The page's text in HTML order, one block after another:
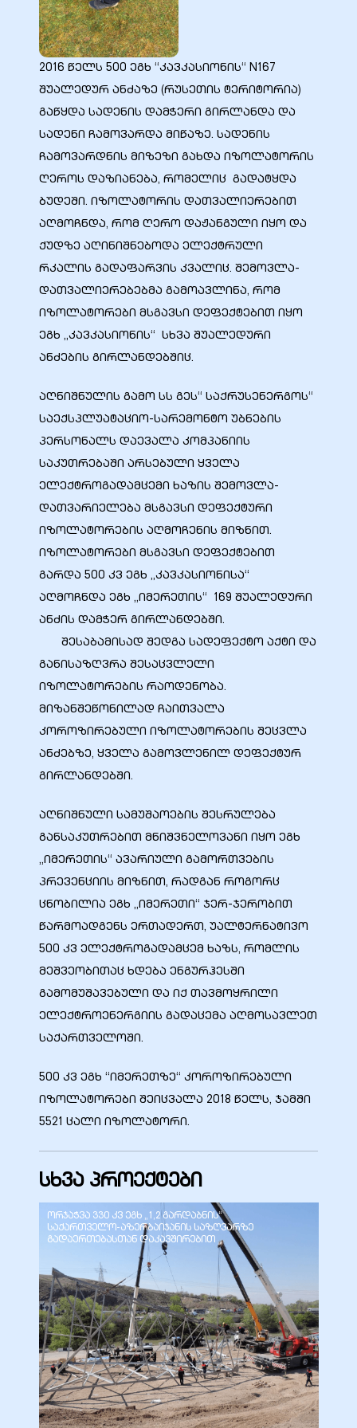
2016 წელს 500 ეგხ “კავკასიონის“ N167
შუალედურ ანძაზე (რუსეთის ტერიტორია)
გაწყდა სადენის დამჭერი გირლანდა და
სადენი ჩამოვარდა მიწაზე. სადენის
ჩამოვარდნის მიზეზი გახდა იზოლატორის
ღეროს დაზიანება, რომელიც გადატყდა
ბუდეში. იზოლატორის დათვალიერებით
აღმოჩნდა, რომ ღერო დაჟანგული იყო და
ქუდზე აღინიშნებოდა ელექტრული
რკალის გადაფარვის კვალიც. შემოვლა-
დათვალიერებებმა გამოავლინა, რომ
იზოლატორები მსგავსი დეფექტებით იყო
ეგხ „კავკასიონის“ სხვა შუალედური
ანძების გირლანდებშიც.
აღნიშნულის გამო სს გეს“ საქრუსენერგოს“
საექსპლუატაციო-სარემონტო უბნების
პერსონალს დაევალა კომპანიის
საკუთრებაში არსებული ყველა
ელექტროგადამცემი ხაზის შემოვლა-
დათვარიელება მსგავსი დეფექტური
იზოლატორების აღმოჩენის მიზნით.
იზოლატორები მსგავსი დეფექტებით
გარდა 500 კვ ეგხ „კავკასიონისა“
აღმოჩნდა ეგხ „იმერეთის“ 169 შუალედური
ანძის დამჭერ გირლანდებში.
შესაბამისად შედგა სადეფექტო აქტი და
განისაზღვრა შესაცვლელი
იზოლატორების რაოდენობა.
მიზანშეწონილად ჩაითვალა
კოროზირებული იზოლატორების შეცვლა
ანძებზე, ყველა გამოვლენილ დეფექტურ
გირლანდებში.
აღნიშნული სამუშაოების შესრულება
განსაკუთრებით მნიშვნელოვანი იყო ეგხ
„იმერეთის“ ავარიული გამორთვების
პრევენციის მიზნით, რადგან როგორც
ცნობილია ეგხ „იმერეთი“ ჯერ-ჯერობით
წარმოადგენს ერთადერთ, უალტერნატივო
500 კვ ელექტროგადამცემ ხაზს, რომლის
მეშვეობითაც ხდება ენგურჰესში
გამომუშავებული და იქ თავმოყრილი
ელექტროენერგიის გადაცემა აღმოსავლეთ
საქართველოში.
500 კვ ეგხ “იმერეთზე“ კოროზირებული
იზოლატორები შეიცვალა 2018 წელს, ჯამში
5521 ცალი იზოლატორი.
სხვა პროექტები
ორჯაჭვა 330 კვ ეგხ „1,2 გარდაბნის“
საქართველო-აზერბაიჯანის საზღვარზე
გადაერთებასთან დაკავშირებით